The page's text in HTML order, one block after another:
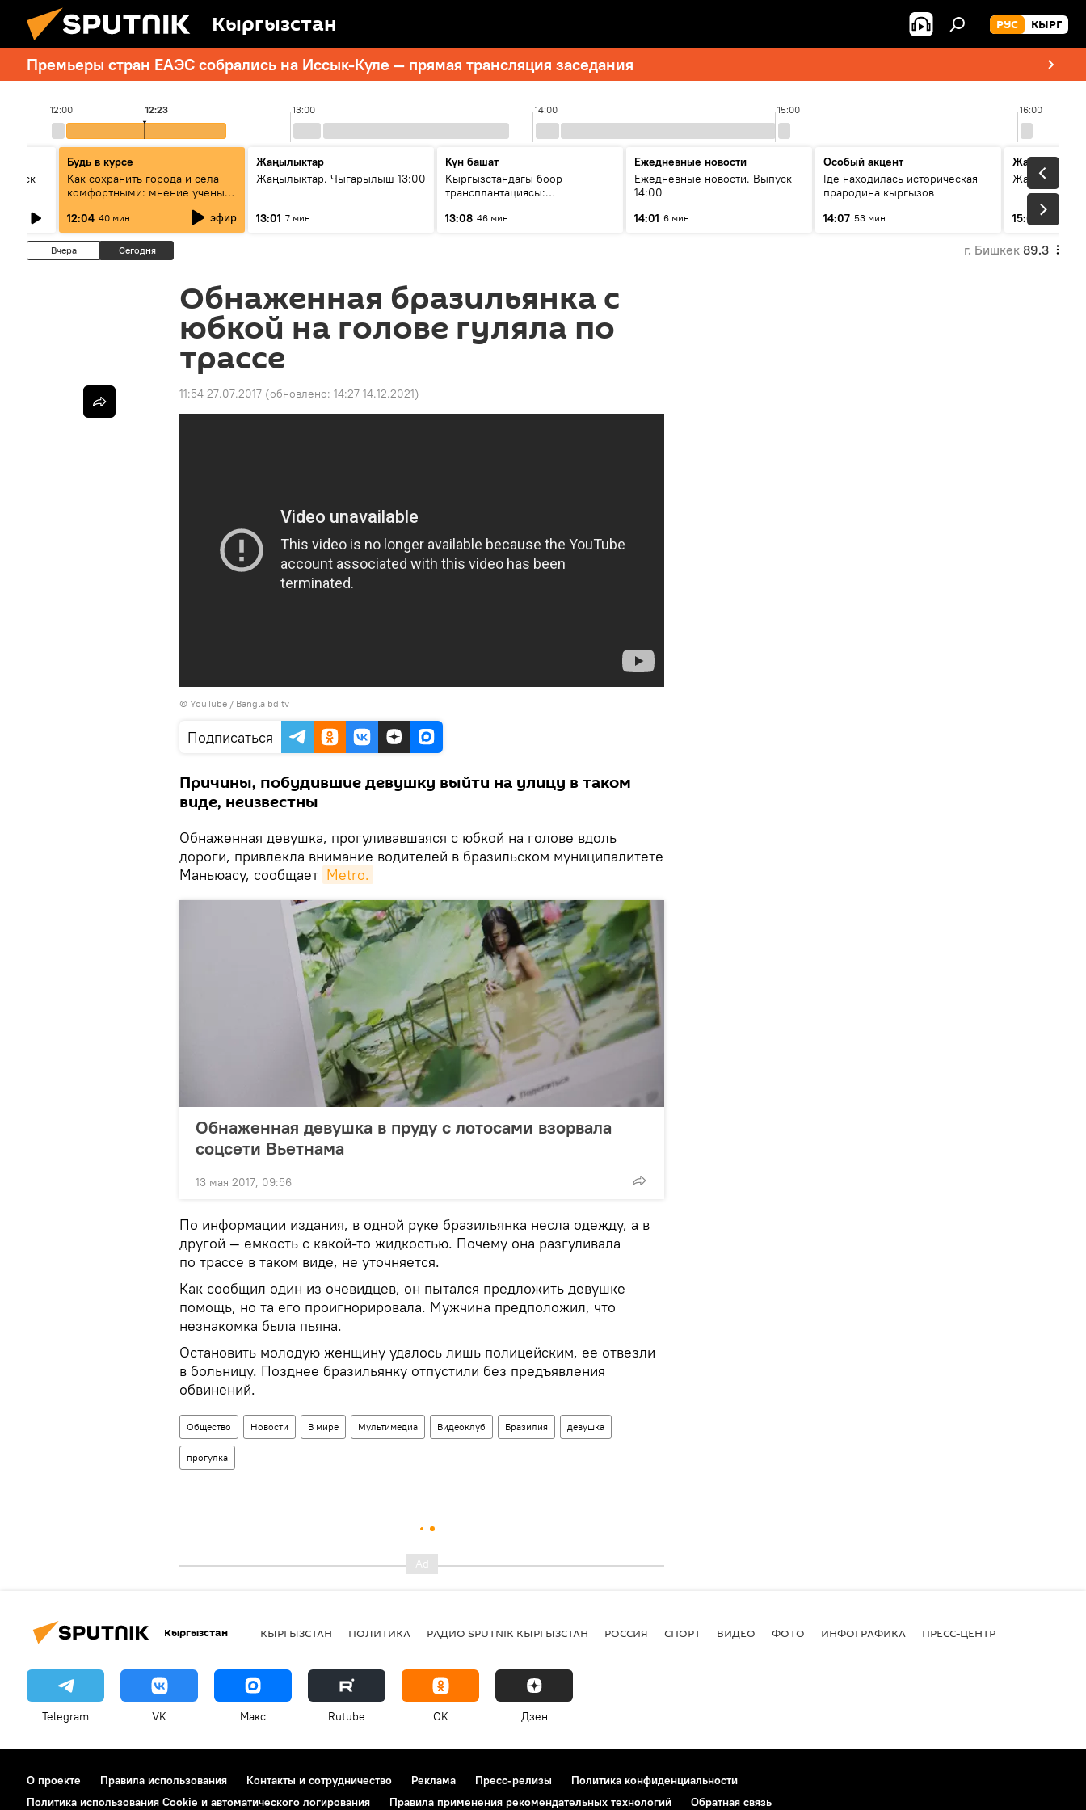
Кыргызстан РУС КЫРГ
Премьеры стран ЕАЭС собрались на Иссык-Куле — прямая трансляция заседания
12:00 13:00 14:00 15:00 16:00
12:23
Будь в курсе
Как сохранить города и села
комфортными: мнение ученых
12:04 40 мин эфир
Жаңылыктар
Жаңылыктар. Чыгарылыш 13:00
13:01 7 мин
Күн башат
Кыргызстандагы боор
трансплантациясы:
келечеги
13:08 46 мин
Ежедневные новости
Ежедневные новости. Выпуск
14:00
14:01 6 мин
Особый акцент
Где находилась историческая
прародина кыргызов
14:07 53 мин
Жаңылыктар
15:01 3 мин
Вчера Сегодня г. Бишкек 89.3
Обнаженная бразильянка с
юбкой на голове гуляла по
трассе
11:54 27.07.2017 (обновлено: 14:27 14.12.2021)
© YouTube / Bangla bd tv
Подписаться
Причины, побудившие девушку выйти на улицу в таком
виде, неизвестны
Обнаженная девушка, прогуливавшаяся с юбкой на голове вдоль
дороги, привлекла внимание водителей в бразильском муниципалитете
Маньюасу, сообщает Metro.
Обнаженная девушка в пруду с лотосами взорвала
соцсети Вьетнама
13 мая 2017, 09:56
По информации издания, в одной руке бразильянка несла одежду, а в
другой — емкость с какой-то жидкостью. Почему она разгуливала
по трассе в таком виде, не уточняется.
Как сообщил один из очевидцев, он пытался предложить девушке
помощь, но та его проигнорировала. Мужчина предположил, что
незнакомка была пьяна.
Остановить молодую женщину удалось лишь полицейским, ее отвезли
в больницу. Позднее бразильянку отпустили без предъявления
обвинений.
Общество Новости В мире Мультимедиа Видеоклуб Бразилия девушка
прогулка
Кыргызстан КЫРГЫЗСТАН ПОЛИТИКА РАДИО SPUTNIK КЫРГЫЗСТАН РОССИЯ СПОРТ ВИДЕО ФОТО ИНФОГРАФИКА ПРЕСС-ЦЕНТР
Telegram VK Макс Rutube OK Дзен
О проекте Правила использования Контакты и сотрудничество Реклама Пресс-релизы
Политика конфиденциальности
Политика использования Cookie и автоматического логирования
Правила применения рекомендательных технологий Обратная связь